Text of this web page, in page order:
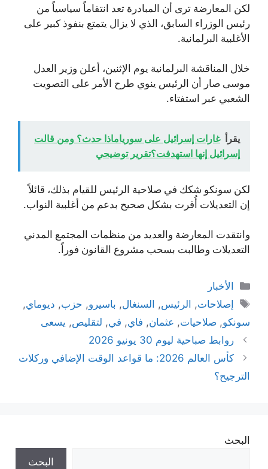
لكن المعارضة ترى أن المبادرة تعد انتقاماً سياسياً من
رئيس الوزراء السابق، الذي لا يزال يتمتع بنفوذ كبير على
الأغلبية البرلمانية.
خلال المناقشة البرلمانية يوم الإثنين، أعلن وزير العدل
موسى صار أن الرئيس ينوي طرح الأمر على التصويت
الشعبي عبر استفتاء.
يقرأ غارات إسرائيل على سورياماذا حدث؟ ومن قالت
إسرائيل إنها استهدفت؟تقرير توضيحي
لكن سونكو شكك في صلاحية الرئيس للقيام بذلك، قائلاً
إن التعديلات أُقرت بشكل صحيح بدعم من أغلبية النواب.
وانتقدت المعارضة والعديد من منظمات المجتمع المدني
التعديلات وطالبت بسحب مشروع القانون فوراً.
التصنيفات
الأخبار
الوسوم
إصلاحات, الرئيس, السنغال, باسيرو, حزب, ديوماي,
سونكو, صلاحيات, عثمان, فاي, في, لتقليص, يسعى
روابط صباحية ليوم 30 يونيو 2026
كأس العالم 2026: ما قواعد الوقت الإضافي وركلات
الترجيح؟
البحث
البحث